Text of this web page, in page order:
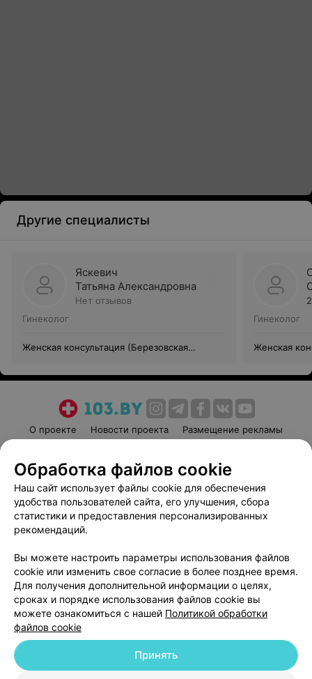
Другие специалисты
Яскевич
Татьяна Александровна
Нет отзывов
Гинеколог
Женская консультация (Березовская
Гинеколог
Женская
О проекте Новости проекта
Размещение рекламы
Пользовательское соглашение
Способы оплаты
Вакансии
Партнеры
Написать руководителю 103.by
Обработка персональных данных
© 2026 ООО «Артокс Лаб», УНП 191700409
| 220012, Республика Беларусь,
Обработка файлов cookie
Наш сайт использует файлы cookie для обеспечения
удобства пользователей сайта, его улучшения, сбора
статистики и предоставления персонализированных
рекомендаций.
Вы можете настроить параметры использования файлов
cookie или изменить свое согласие в более позднее время.
Для получения дополнительной информации о целях,
сроках и порядке использования файлов cookie вы
можете ознакомиться с нашей Политикой обработки
файлов cookie
Принять